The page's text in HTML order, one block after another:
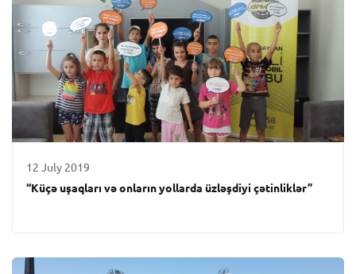
12 July 2019
“Küçə uşaqları və onların yollarda üzləşdiyi çətinliklər”